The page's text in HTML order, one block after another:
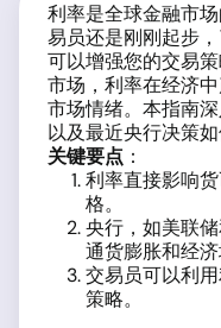
利率是全球金融市
易员还是刚刚起步
可以增强您的交易
市场，利率在经济
市场情绪。本指南
以及最近央行决策如
关键要点 ：
利率直接影响
格。
央行，如美联
通货膨胀和经济
交易员可以利
策略。